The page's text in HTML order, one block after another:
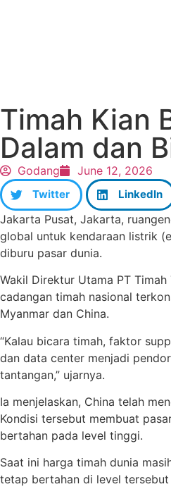
Timah Kian
Dalam dan
Godang June 12, 2026
Twitter LinkedIn
Jakarta Pusat, Jakarta,
global untuk kendaraan listrik
diburu pasar dunia.
Wakil Direktur Utama PT
cadangan timah nasional
Myanmar dan China.
“Kalau bicara timah, faktor
dan data center menjadi
tantangan,” ujarnya.
Ia menjelaskan, China telah
Kondisi tersebut membuat
bertahan pada level tinggi.
Saat ini harga timah dunia
tetap bertahan di level